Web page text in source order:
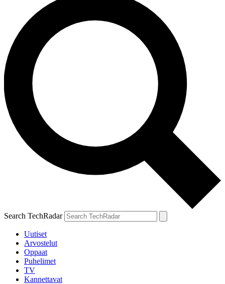
Search TechRadar
Uutiset
Arvostelut
Oppaat
Puhelimet
TV
Kannettavat